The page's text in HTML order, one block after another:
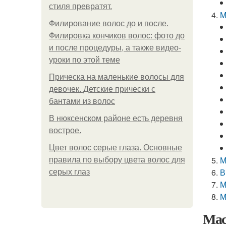
стиля превратят.
Филирование волос до и после.
Филировка кончиков волос: фото до
и после процедуры, а также видео-
уроки по этой теме
Прическа на маленькие волосы для
девочек. Детские прически с
бантами из волос
В нюксенском районе есть деревня
вострое.
Цвет волос серые глаза. Основные
правила по выбору цвета волос для
серых глаз